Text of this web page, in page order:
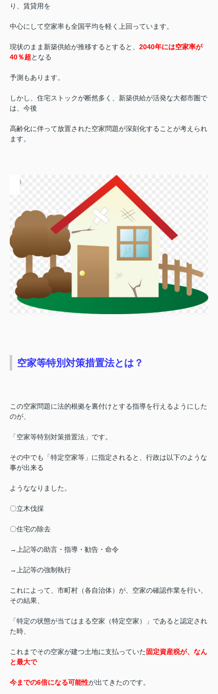
り、賃貸用を
中心にして空家率も全国平均を軽く上回っています。
現状のまま新築供給が推移するとすると、 2040年には空家率が
40％超となる
予測もあります。
しかし、住宅ストックが断然多く、新築供給が活発な大都市圏で
は、今後
高齢化に伴って放置された空家問題が深刻化することが考えられ
ます。
空家等特別対策措置法とは？
この空家問題に法的根拠を裏付けとする指導を行えるようにした
のが、
「空家等特別対策措置法」です。
その中でも「特定空家等」に指定されると、行政は以下のような
事が出来る
ようななりました。
〇立木伐採
〇住宅の除去
→上記等の助言・指導・勧告・命令
→上記等の強制執行
これによって、市町村（各自治体）が、空家の確認作業を行い、
その結果、
「特定の状態が当てはまる空家（特定空家）」であると認定され
た時、
これまでその空家が建つ土地に支払っていた 固定資産税が、なん
と最大で
今までの6倍になる可能性が出てきたのです。